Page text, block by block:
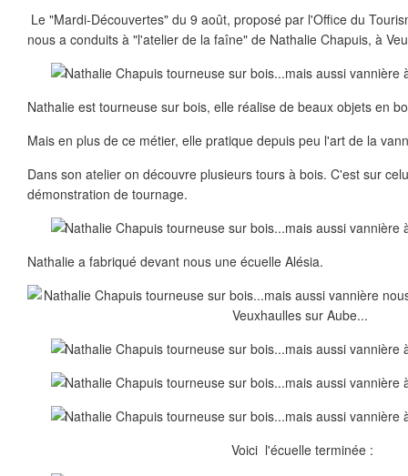
Le "Mardi-Découvertes" du 9 août, proposé par l'Office du
nous a conduits à "l'atelier de la faîne" de Nathalie Chapuis, à
Nathalie est tourneuse sur bois, elle réalise de beaux objets en
Mais en plus de ce métier, elle pratique depuis peu l'art de la
Dans son atelier on découvre plusieurs tours à bois. C'est sur
démonstration de tournage.
Nathalie a fabriqué devant nous une écuelle Alésia.
Voici l'écuelle terminée :